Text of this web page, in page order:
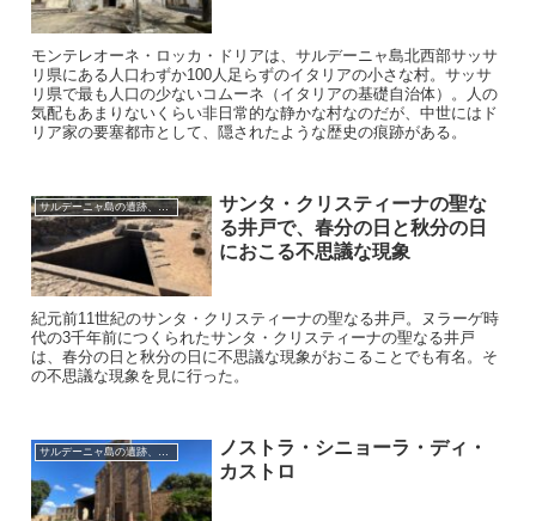
モンテレオーネ・ロッカ・ドリアは、サルデーニャ島北西部サッサ
リ県にある人口わずか100人足らずのイタリアの小さな村。サッサ
リ県で最も人口の少ないコムーネ（イタリアの基礎自治体）。人の
気配もあまりないくらい非日常的な静かな村なのだが、中世にはド
リア家の要塞都市として、隠されたような歴史の痕跡がある。
サルデーニャ島の遺跡、教会、祭り
サンタ・クリスティーナの聖な
る井戸で、春分の日と秋分の日
におこる不思議な現象
紀元前11世紀のサンタ・クリスティーナの聖なる井戸。ヌラーゲ時
代の3千年前につくられたサンタ・クリスティーナの聖なる井戸
は、春分の日と秋分の日に不思議な現象がおこることでも有名。そ
の不思議な現象を見に行った。
ノストラ・シニョーラ・ディ・
カストロ